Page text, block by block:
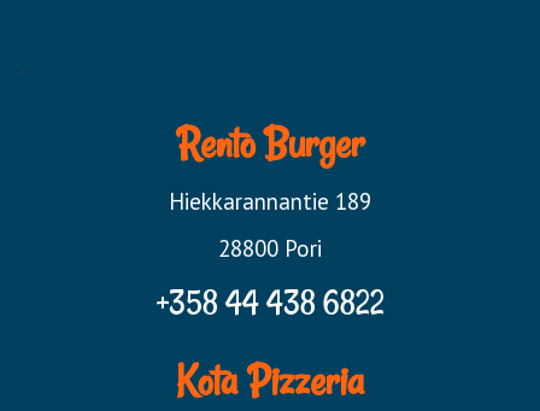
-
Rento Burger
Hiekkarannantie 189
28800 Pori
+358 44 438 6822
Kota Pizzeria